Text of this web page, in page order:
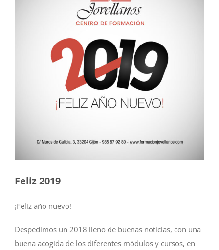
Feliz 2019
¡Feliz año nuevo!
Despedimos un 2018 lleno de buenas noticias, con una
buena acogida de los diferentes módulos y cursos, en